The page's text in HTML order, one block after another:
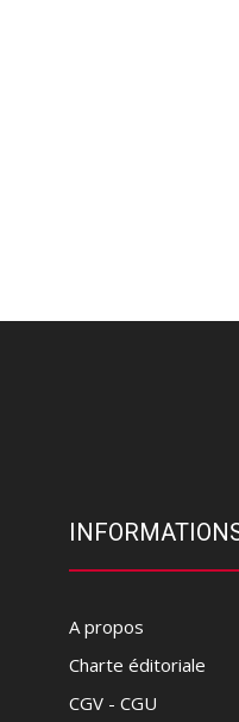
A propos
Charte éditoriale
CGV - CGU